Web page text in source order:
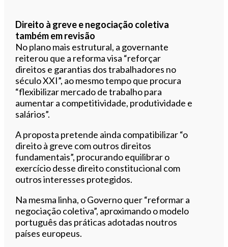
Direito à greve e negociação coletiva
também em revisão
No plano mais estrutural, a governante
reiterou que a reforma visa “reforçar
direitos e garantias dos trabalhadores no
século XXI”, ao mesmo tempo que procura
“flexibilizar mercado de trabalho para
aumentar a competitividade, produtividade e
salários”.
A proposta pretende ainda compatibilizar “o
direito à greve com outros direitos
fundamentais”, procurando equilibrar o
exercício desse direito constitucional com
outros interesses protegidos.
Na mesma linha, o Governo quer “reformar a
negociação coletiva”, aproximando o modelo
português das práticas adotadas noutros
países europeus.